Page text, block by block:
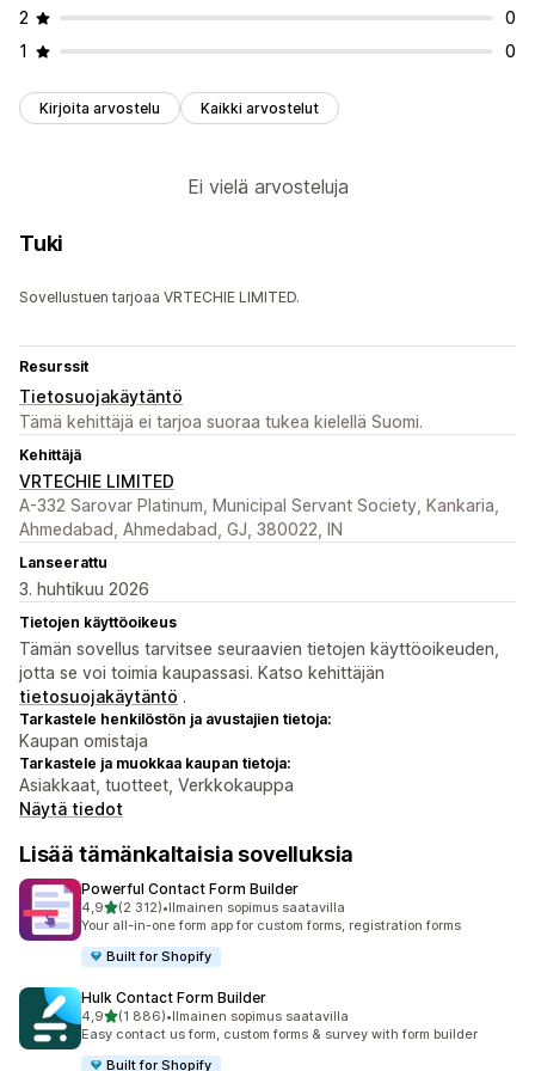
2
0
1
0
Kirjoita arvostelu Kaikki arvostelut
Ei vielä arvosteluja
Tuki
Sovellustuen tarjoaa VRTECHIE LIMITED.
Resurssit
Tietosuojakäytäntö
Tämä kehittäjä ei tarjoa suoraa tukea kielellä Suomi.
Kehittäjä
VRTECHIE LIMITED
A-332 Sarovar Platinum, Municipal Servant Society, Kankaria,
Ahmedabad, Ahmedabad, GJ, 380022, IN
Lanseerattu
3. huhtikuu 2026
Tietojen käyttöoikeus
Tämän sovellus tarvitsee seuraavien tietojen käyttöoikeuden,
jotta se voi toimia kaupassasi. Katso kehittäjän
tietosuojakäytäntö .
Tarkastele henkilöstön ja avustajien tietoja:
Kaupan omistaja
Tarkastele ja muokkaa kaupan tietoja:
Asiakkaat, tuotteet, Verkkokauppa
Näytä tiedot
Lisää tämänkaltaisia sovelluksia
Powerful Contact Form Builder
4,9/ 5 tähteä
(2 312)
2312 arvostelua yhteensä
•Ilmainen sopimus saatavilla
Your all-in-one form app for custom forms, registration forms
Built for Shopify
Hulk Contact Form Builder
4,9/ 5 tähteä
(1 886)
1886 arvostelua yhteensä
•Ilmainen sopimus saatavilla
Easy contact us form, custom forms & survey with form builder
Built for Shopify